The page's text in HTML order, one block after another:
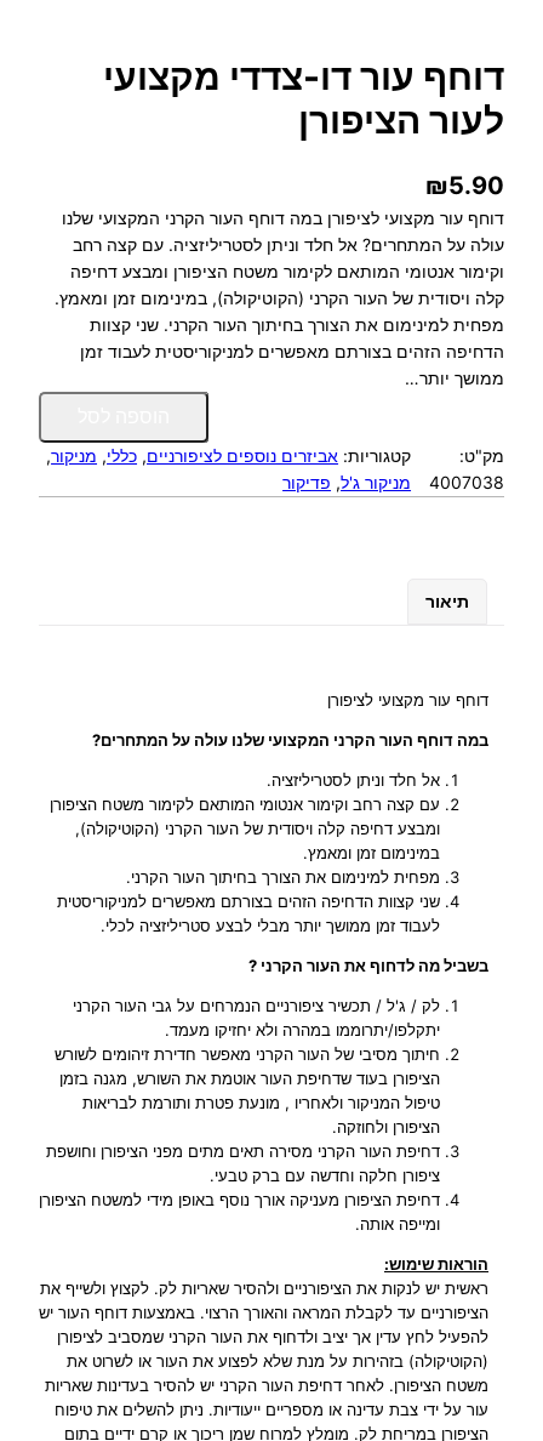
דוחף עור דו-צדדי מקצועי
לעור הציפורן
₪5.90
דוחף עור מקצועי לציפורן במה דוחף העור הקרני המקצועי שלנו
עולה על המתחרים? אל חלד וניתן לסטריליזציה. עם קצה רחב
וקימור אנטומי המותאם לקימור משטח הציפורן ומבצע דחיפה
קלה ויסודית של העור הקרני (הקוטיקולה), במינימום זמן ומאמץ.
מפחית למינימום את הצורך בחיתוך העור הקרני. שני קצוות
הדחיפה הזהים בצורתם מאפשרים למניקוריסטית לעבוד זמן
ממושך יותר…
כ
ו
ד
-
צ
ד
י
מ
ו
י
ל
ו
ה
פ
ו
ר
ן
מק"ט:
4007038
קטגוריות: אביזרים נוספים לציפורניים, כללי, מניקור,
מניקור ג'ל, פדיקור
תיאור
דוחף עור מקצועי לציפורן
במה דוחף העור הקרני המקצועי שלנו עולה על המתחרים?
אל חלד וניתן לסטריליזציה.
עם קצה רחב וקימור אנטומי המותאם לקימור משטח הציפורן
ומבצע דחיפה קלה ויסודית של העור הקרני (הקוטיקולה),
במינימום זמן ומאמץ.
מפחית למינימום את הצורך בחיתוך העור הקרני.
שני קצוות הדחיפה הזהים בצורתם מאפשרים למניקוריסטית
לעבוד זמן ממושך יותר מבלי לבצע סטריליזציה לכלי.
בשביל מה לדחוף את העור הקרני ?
לק / ג'ל / תכשיר ציפורניים הנמרחים על גבי העור הקרני
יתקלפו/יתרוממו במהרה ולא יחזיקו מעמד.
חיתוך מסיבי של העור הקרני מאפשר חדירת זיהומים לשורש
הציפורן בעוד שדחיפת העור אוטמת את השורש, מגנה בזמן
טיפול המניקור ולאחריו , מונעת פטרת ותורמת לבריאות
הציפורן ולחוזקה.
דחיפת העור הקרני מסירה תאים מתים מפני הציפורן וחושפת
ציפורן חלקה וחדשה עם ברק טבעי.
דחיפת הציפורן מעניקה אורך נוסף באופן מידי למשטח הציפורן
ומייפה אותה.
הוראות שימוש:
ראשית יש לנקות את הציפורניים ולהסיר שאריות לק. לקצוץ ולשייף את
הציפורניים עד לקבלת המראה והאורך הרצוי. באמצעות דוחף העור יש
להפעיל לחץ עדין אך יציב ולדחוף את העור הקרני שמסביב לציפורן
(הקוטיקולה) בזהירות על מנת שלא לפצוע את העור או לשרוט את
משטח הציפורן. לאחר דחיפת העור הקרני יש להסיר בעדינות שאריות
עור על ידי צבת עדינה או מספריים ייעודיות. ניתן להשלים את טיפוח
הציפורן במריחת לק. מומלץ למרוח שמן ריכוך או קרם ידיים בתום